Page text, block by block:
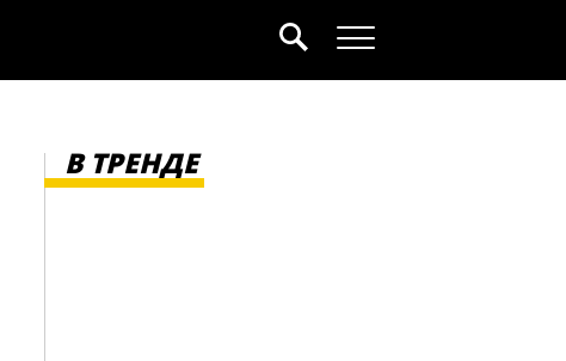
В ТРЕНДЕ